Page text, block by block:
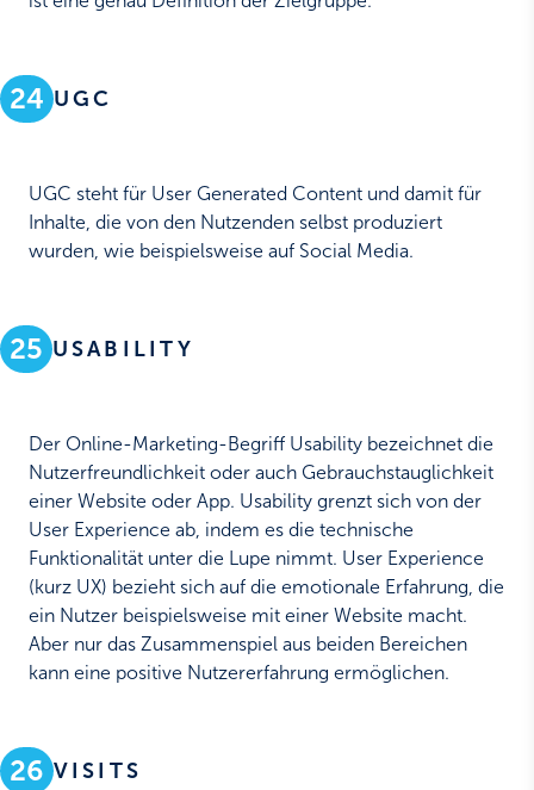
24 UGC
UGC steht für User Generated Content und damit für
Inhalte, die von den Nutzenden selbst produziert
wurden, wie beispielsweise auf Social Media.
25 USABILITY
Der Online-Marketing-Begriff Usability bezeichnet die
Nutzerfreundlichkeit oder auch Gebrauchstauglichkeit
einer Website oder App. Usability grenzt sich von der
User Experience ab, indem es die technische
Funktionalität unter die Lupe nimmt. User Experience
(kurz UX) bezieht sich auf die emotionale Erfahrung, die
ein Nutzer beispielsweise mit einer Website macht.
Aber nur das Zusammenspiel aus beiden Bereichen
kann eine positive Nutzererfahrung ermöglichen.
26 VISITS